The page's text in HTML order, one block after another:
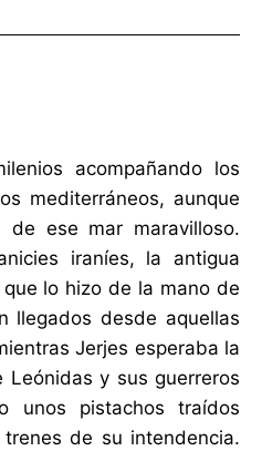
acompañando los
mediterráneos, aunque
ese mar maravilloso.
iraníes, la antigua
lo hizo de la mano de
llegados desde aquellas
Jerjes esperaba la
y sus guerreros
unos pistachos traídos
de su intendencia.